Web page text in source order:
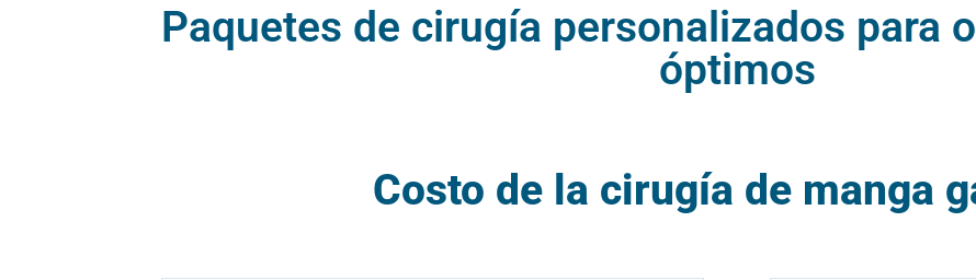
Paquetes de cirugía personalizados para
óptimos
Costo de la cirugía de manga